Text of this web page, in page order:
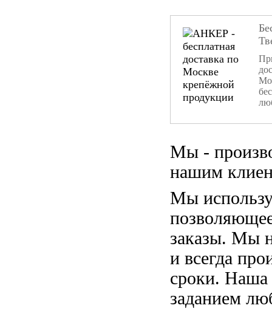
Мы -
нашим
Мы
заказы. Мы
и всегда
сроки. Наша
заданием